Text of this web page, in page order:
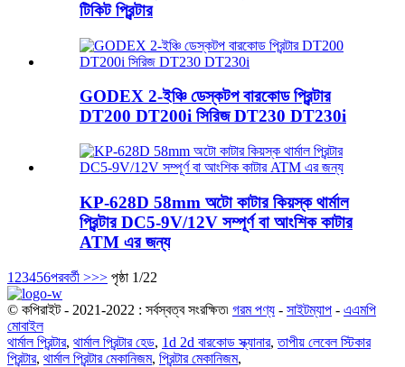
টিকিট প্রিন্টার
GODEX 2-ইঞ্চি ডেস্কটপ বারকোড প্রিন্টার
DT200 DT200i সিরিজ DT230 DT230i
KP-628D 58mm অটো কাটার কিয়স্ক থার্মাল
প্রিন্টার DC5-9V/12V সম্পূর্ণ বা আংশিক কাটার
ATM এর জন্য
1 23456পরবর্তী >>> পৃষ্ঠা 1/22
© কপিরাইট - 2021-2022 : সর্বস্বত্ব সংরক্ষিত৷ গরম পণ্য - সাইটম্যাপ - এএমপি
মোবাইল
থার্মাল প্রিন্টার, থার্মাল প্রিন্টার হেড, 1d 2d বারকোড স্ক্যানার,তাপীয় লেবেল স্টিকার
প্রিন্টার, থার্মাল প্রিন্টার মেকানিজম, প্রিন্টার মেকানিজম,